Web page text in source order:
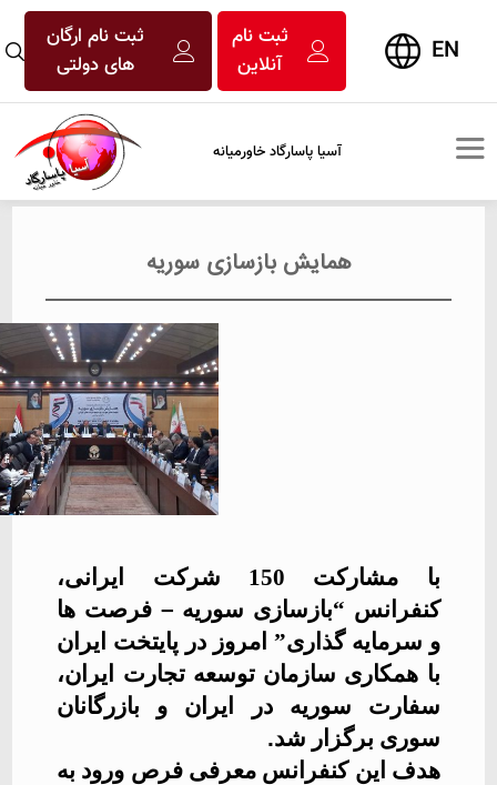
EN
ثبت نام
آنلاین
ثبت نام ارگان
های دولتی
آسیا پاسارگاد خاورمیانه
همایش بازسازی سوریه
با مشارکت 150 شرکت ایرانی،
کنفرانس “بازسازی سوریه – فرصت ها
و سرمایه گذاری” امروز در پایتخت ایران
با همکاری سازمان توسعه تجارت ایران،
سفارت سوریه در ایران و بازرگانان
سوری برگزار شد.
هدف این کنفرانس معرفی فرص ورود به